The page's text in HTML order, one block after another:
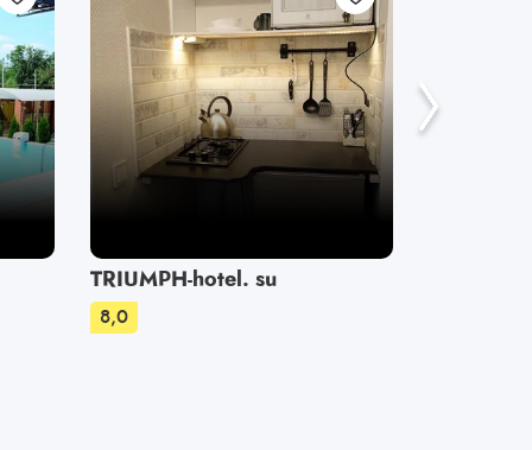
TRIUMPH-hotel. su
8,0